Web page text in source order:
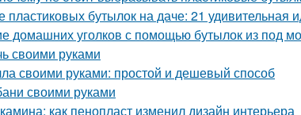
бутылок на даче: 21 удивительная
домашних уголков с помощью бутылок из под
своими руками
своими руками: простой и дешевый способ
своими руками
как пенопласт изменил дизайн интерьера